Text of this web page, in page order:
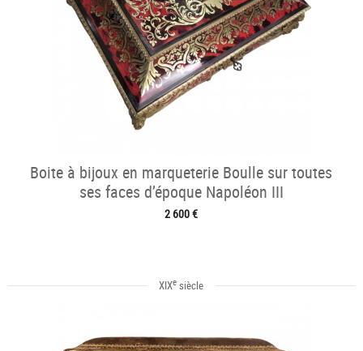
Boite à bijoux en marqueterie Boulle sur toutes
ses faces d’époque Napoléon III
2 600 €
XIXe siècle